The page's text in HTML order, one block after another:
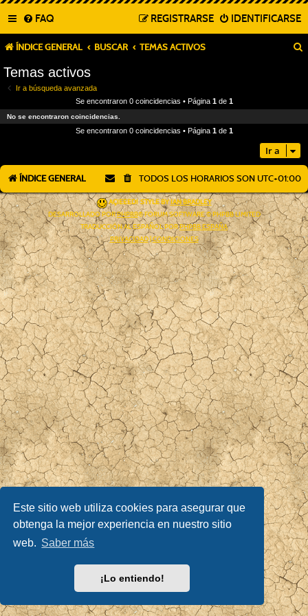
Este sitio web utiliza cookies para asegurar que
obtenga la mejor experiencia en nuestro sitio
web. Saber más
¡Lo entiendo!
FAQ IDENTIFICARSE
REGISTRARSE
ÍNDICE GENERAL BUSCAR TEMAS ACTIVOS
Temas activos
Ir a búsqueda avanzada
Se encontraron 0 coincidencias • Página 1de 1
No se encontraron coincidencias.
Se encontraron 0 coincidencias • Página 1de 1
Ir a
ÍNDICE GENERAL TODOS LOS HORARIOS SON UTC+01:00
AÇIEEED! STYLE BYIAN BRADLEY
DESARROLLADO PORPHPBB® FORUM SOFTWARE © PHPBB LIMITED
TRADUCCIÓN AL ESPAÑOL PORPHPBB ESPAÑA
PRIVACIDAD|CONDICIONES